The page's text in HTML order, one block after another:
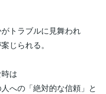
トラブルに見舞われ
じられる。
は
への「絶対的な信頼」と